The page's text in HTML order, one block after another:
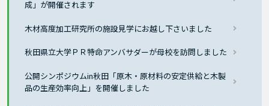
成」が開催されます
木材高度加工研究所の施設見学にお越し下さいました
秋田県立大学ＰＲ特命アンバサダーが母校を訪問しました
公開シンポジウムin秋田「原木・原材料の安定供給と木製
品の生産効率向上」を開催しました